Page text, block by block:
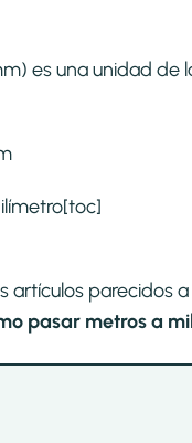
es una unidad de
[toc]
artículos parecidos a
pasar metros a